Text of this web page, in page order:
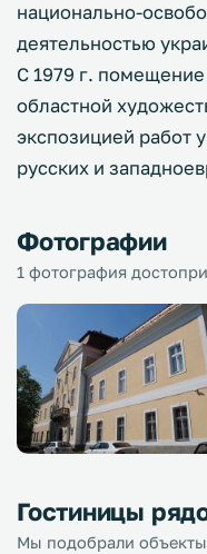
национально-
деятельностью
С 1979 г.
областной
экспозицией работ
русских и
Фотографии
1 фотография
Гостиницы
Мы подобрали